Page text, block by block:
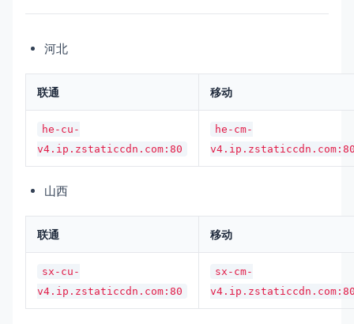
河北
联通 移动
he-cu-
v4.ip.zstaticcdn.com:80
he-cm-
山西
联通 移动
sx-cu-
v4.ip.zstaticcdn.com:80
sx-cm-